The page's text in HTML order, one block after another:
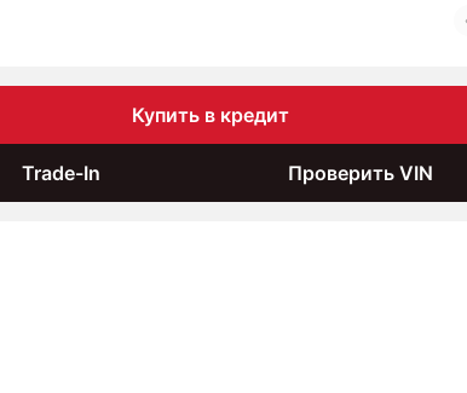
Купить в кредит
Trade-In Проверить VIN